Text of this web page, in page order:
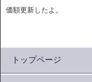
価額更新したよ。
トップページ